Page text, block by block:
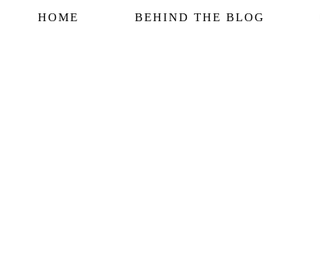
HOME BEHIND THE BLOG